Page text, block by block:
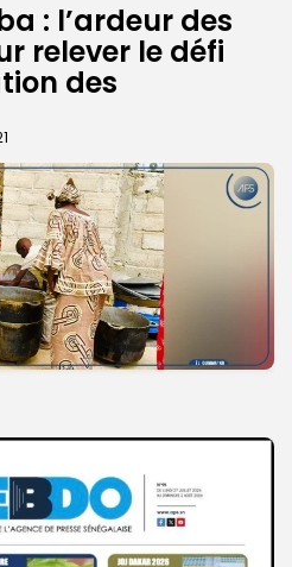
: l’ardeur des
relever le défi
des